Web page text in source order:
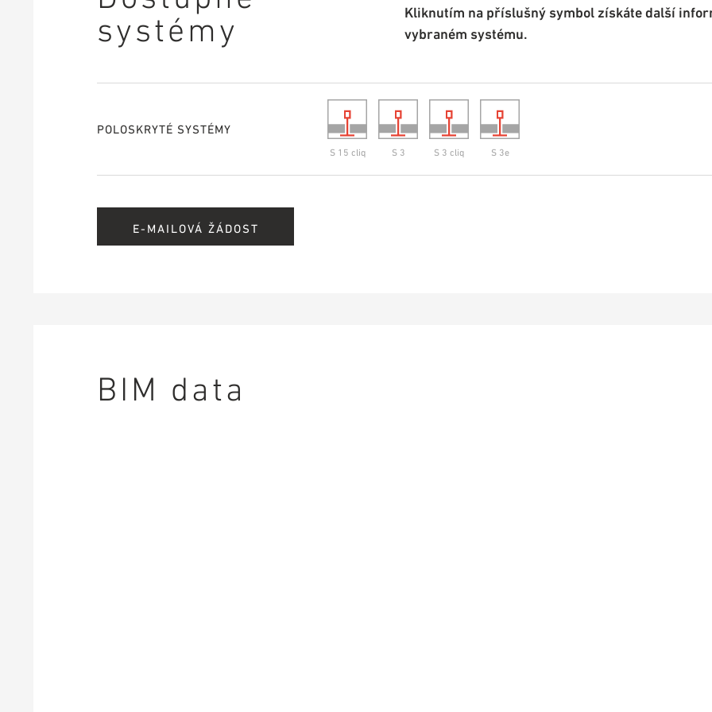
systémy
Kliknutím na příslušný symbol získáte další
vybraném systému.
POLOSKRYTÉ SYSTÉMY
S 15 cliq S 3 S 3 cliq S 3e
E-MAILOVÁ ŽÁDOST
BIM data